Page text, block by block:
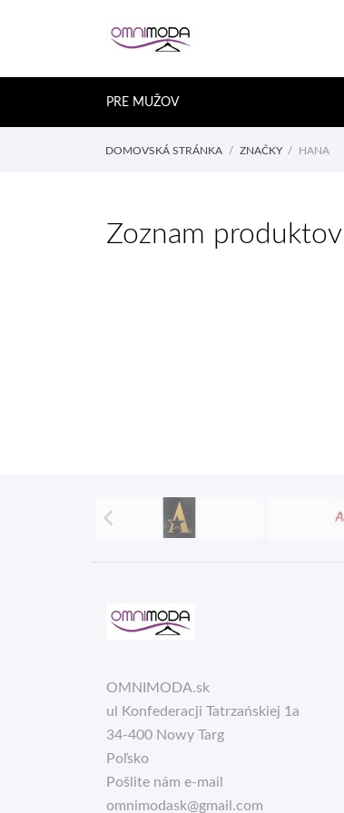
PRE MUŽOV
DOMOVSKÁ STRÁNKA ZNAČKY HANA
Zoznam

OMNIMODA.sk
ul Konfederacji Tatrzańskiej 1a
34-400 Nowy Targ
Poľsko
Pošlite nám e-mail
omnimodask@gmail.com